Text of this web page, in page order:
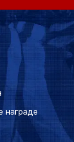
награде